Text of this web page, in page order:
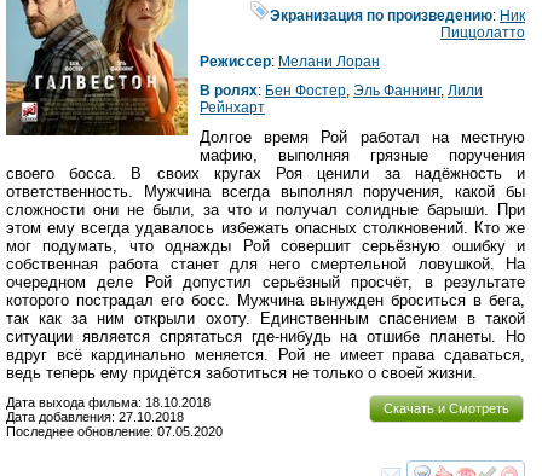
Экранизация по произведению: Ник
Пиццолатто
Режиссер: Мелани Лоран
В ролях: Бен Фостер, Эль Фаннинг, Лили
Рейнхарт
Долгое время Рой работал на местную
мафию, выполняя грязные поручения
своего босса. В своих кругах Роя ценили за надёжность и
ответственность. Мужчина всегда выполнял поручения, какой бы
сложности они не были, за что и получал солидные барыши. При
этом ему всегда удавалось избежать опасных столкновений. Кто же
мог подумать, что однажды Рой совершит серьёзную ошибку и
собственная работа станет для него смертельной ловушкой. На
очередном деле Рой допустил серьёзный просчёт, в результате
которого пострадал его босс. Мужчина вынужден броситься в бега,
так как за ним открыли охоту. Единственным спасением в такой
ситуации является спрятаться где-нибудь на отшибе планеты. Но
вдруг всё кардинально меняется. Рой не имеет права сдаваться,
ведь теперь ему придётся заботиться не только о своей жизни.
Скачать и Смотреть
Дата выхода фильма: 18.10.2018
Дата добавления: 27.10.2018
Последнее обновление: 07.05.2020